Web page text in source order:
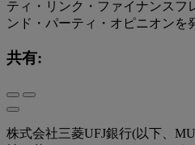
ティ・リンク・ファイナンスフ
ンド・パーティ・オピニオンを
共有:
株式会社三菱UFJ銀行(以下、